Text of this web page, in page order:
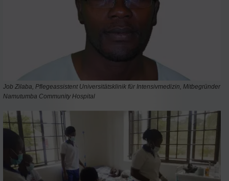
Job Zilaba, Pflegeassistent Universitätsklinik für Intensivmedizin, Mitbegründer
Namutumba Community Hospital